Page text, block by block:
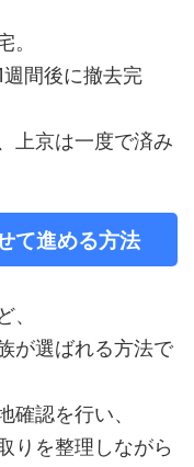
。
間後に撤去完
上京は一度で済み
て進める方法
、
が選ばれる方法で
確認を行い、
りを整理しながら